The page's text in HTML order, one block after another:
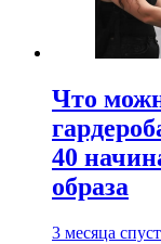
Что
40
образа
3 месяца